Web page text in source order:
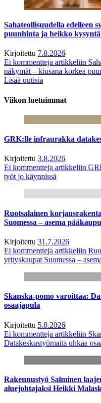
Sahateollisuudella edelleen
puunhinta ja heikko kysyntä
Kirjoitettu 7.8.2026
Ei kommentteja artikkeliin
näkymät – kiusana korkea
Lisää uutisia
Viikon luetuimmat
GRK:lle infraurakka
Kirjoitettu 3.8.2026
Ei kommentteja artikkeliin
työt jo käynnissä
Ruotsalainen
Suomessa – asema
Kirjoitettu 31.7.2026
Ei kommentteja artikkeliin
yrityskaupat Suomessa –
Skanska-pomo varoittaa:
osaajapula
Kirjoitettu 5.8.2026
Ei kommentteja artikkeliin
Datakeskustyömaita uhkaa
Rakennustyö Salminen
aluejohtajaksi Heikki